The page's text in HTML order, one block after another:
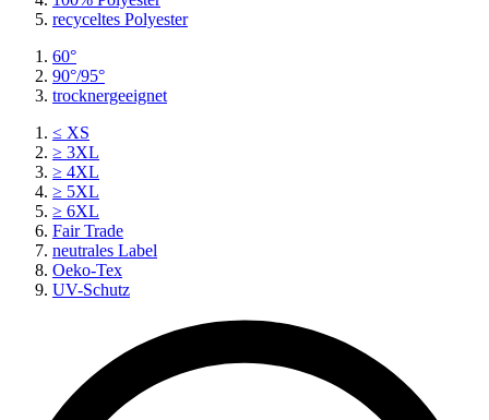
recyceltes Polyester
60°
90°/95°
trocknergeeignet
≤ XS
≥ 3XL
≥ 4XL
≥ 5XL
≥ 6XL
Fair Trade
neutrales Label
Oeko-Tex
UV-Schutz